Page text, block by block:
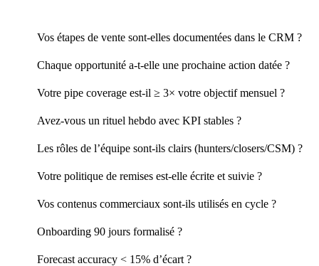
Vos étapes de vente sont-elles documentées dans le CRM ?
Chaque opportunité a-t-elle une prochaine action datée ?
Votre pipe coverage est-il ≥ 3× votre objectif mensuel ?
Avez-vous un rituel hebdo avec KPI stables ?
Les rôles de l’équipe sont-ils clairs (hunters/closers/CSM) ?
Votre politique de remises est-elle écrite et suivie ?
Vos contenus commerciaux sont-ils utilisés en cycle ?
Onboarding 90 jours formalisé ?
Forecast accuracy < 15% d’écart ?